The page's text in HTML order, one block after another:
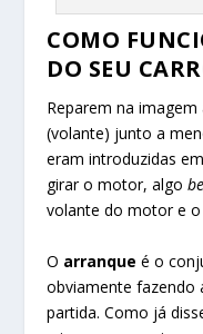
COMO
DO SEU
Reparem na
(volante) junto a
eram introduzidas
girar o motor, algo
volante do motor e o
O arranque é o
obviamente fazendo
partida. Como já